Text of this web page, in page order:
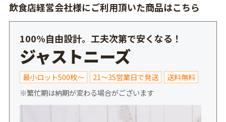
飲食店経営会社様にご利用頂いた商品はこちら
100%自由設計。工夫次第で安くなる！
ジャストニーズ
最小ロット500枚～ 21～35営業日で発送
送料無料
※繁忙期は納期が変わる場合がございます